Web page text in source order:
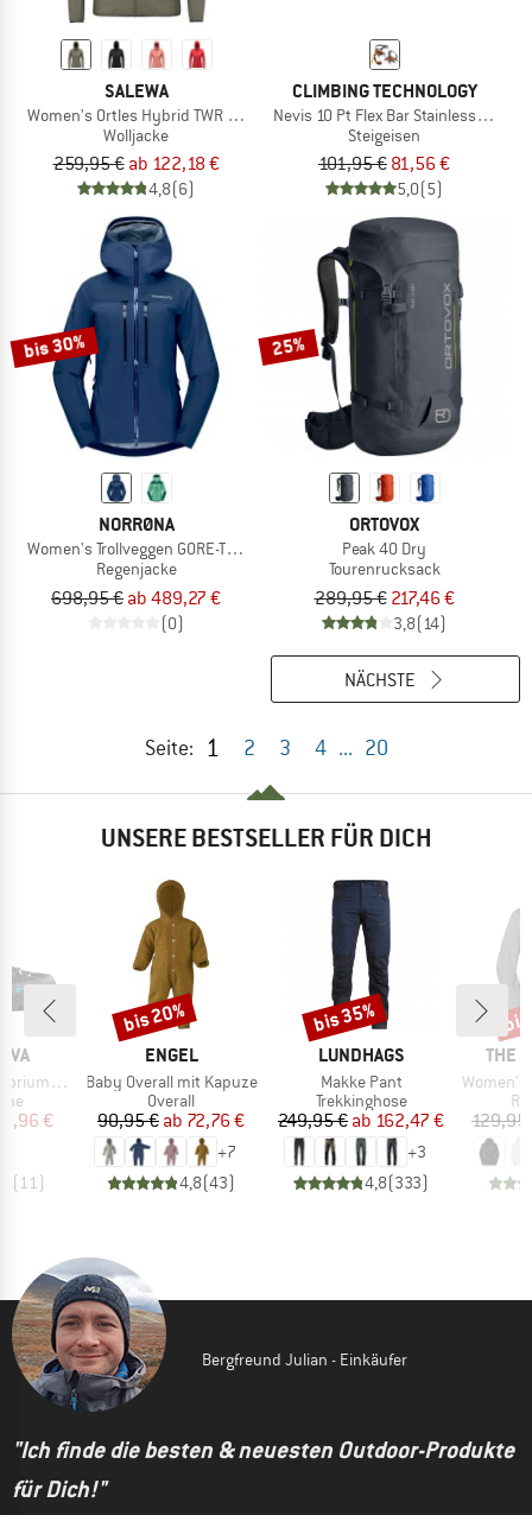
SALEWA
Women's Ortles Hybrid TWR Jacket
Wolljacke
259,95 € ab 122,18 €
4,8(6)
CLIMBING TECHNOLOGY
Nevis 10 Pt Flex Bar Stainless Steel
Steigeisen
101,95 € 81,56 €
5,0(5)
bis 30%
NORRØNA
Women's Trollveggen GORE-TEX Pro Light Jacket
Regenjacke
698,95 € ab 489,27 €
(0)
25%
ORTOVOX
Peak 40 Dry
Tourenrucksack
289,95 € 217,46 €
3,8(14)
Seite: 1 2 3 4 ... 20
NÄCHSTE
UNSERE BESTSELLER FÜR DICH
ST GTX
Preis
€
( 11)
MARKE
ENGEL
Artikel
Baby Overall mit Kapuze
Produktgruppe
Overall
Preis
90,95 € reduzierter Preis
ab 72,76 €
+7
4,8(43)
Rabatt
bis 20%
MARKE
LUNDHAGS
Artikel
Makke Pant
Produktgruppe
Trekkinghose
Preis
249,95 € reduzierter Preis
ab 162,47 €
+3
4,8(333)
Rabatt
bis 35%
THE
Artikel
Women's
129,95
Bergfreund Julian - Einkäufer
"Ich finde die besten & neuesten Outdoor-Produkte
für Dich!"